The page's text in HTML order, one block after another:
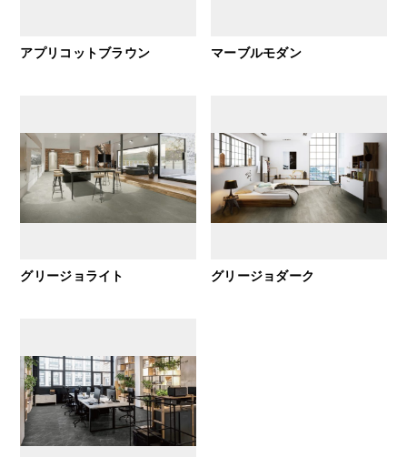
アプリコットブラウン マーブルモダン
グリージョライト グリージョダーク